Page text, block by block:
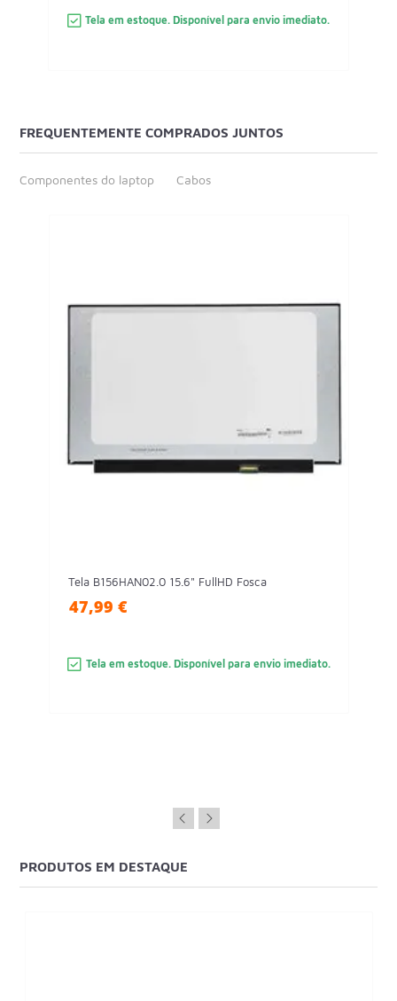
Tela em estoque. Disponível para envio imediato.
FREQUENTEMENTE COMPRADOS JUNTOS
Componentes do laptop Cabos
Tela B156HAN02.0 15.6" FullHD Fosca
47,99 €
Tela em estoque. Disponível para envio imediato.
PRODUTOS EM DESTAQUE